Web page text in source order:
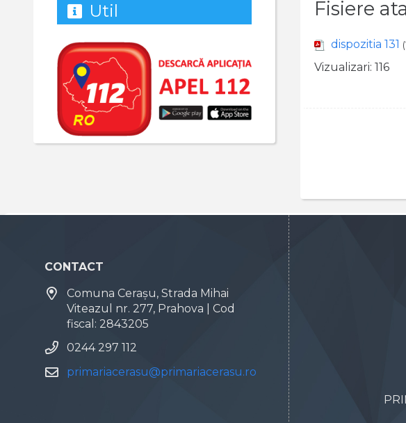
Fisiere
dispozitia 131
Vizualizari: 116
Util
CONTACT
Comuna Cerașu, Strada Mihai
Viteazul nr. 277, Prahova | Cod
fiscal: 2843205
0244 297 112
primariacerasu@primariacerasu.ro